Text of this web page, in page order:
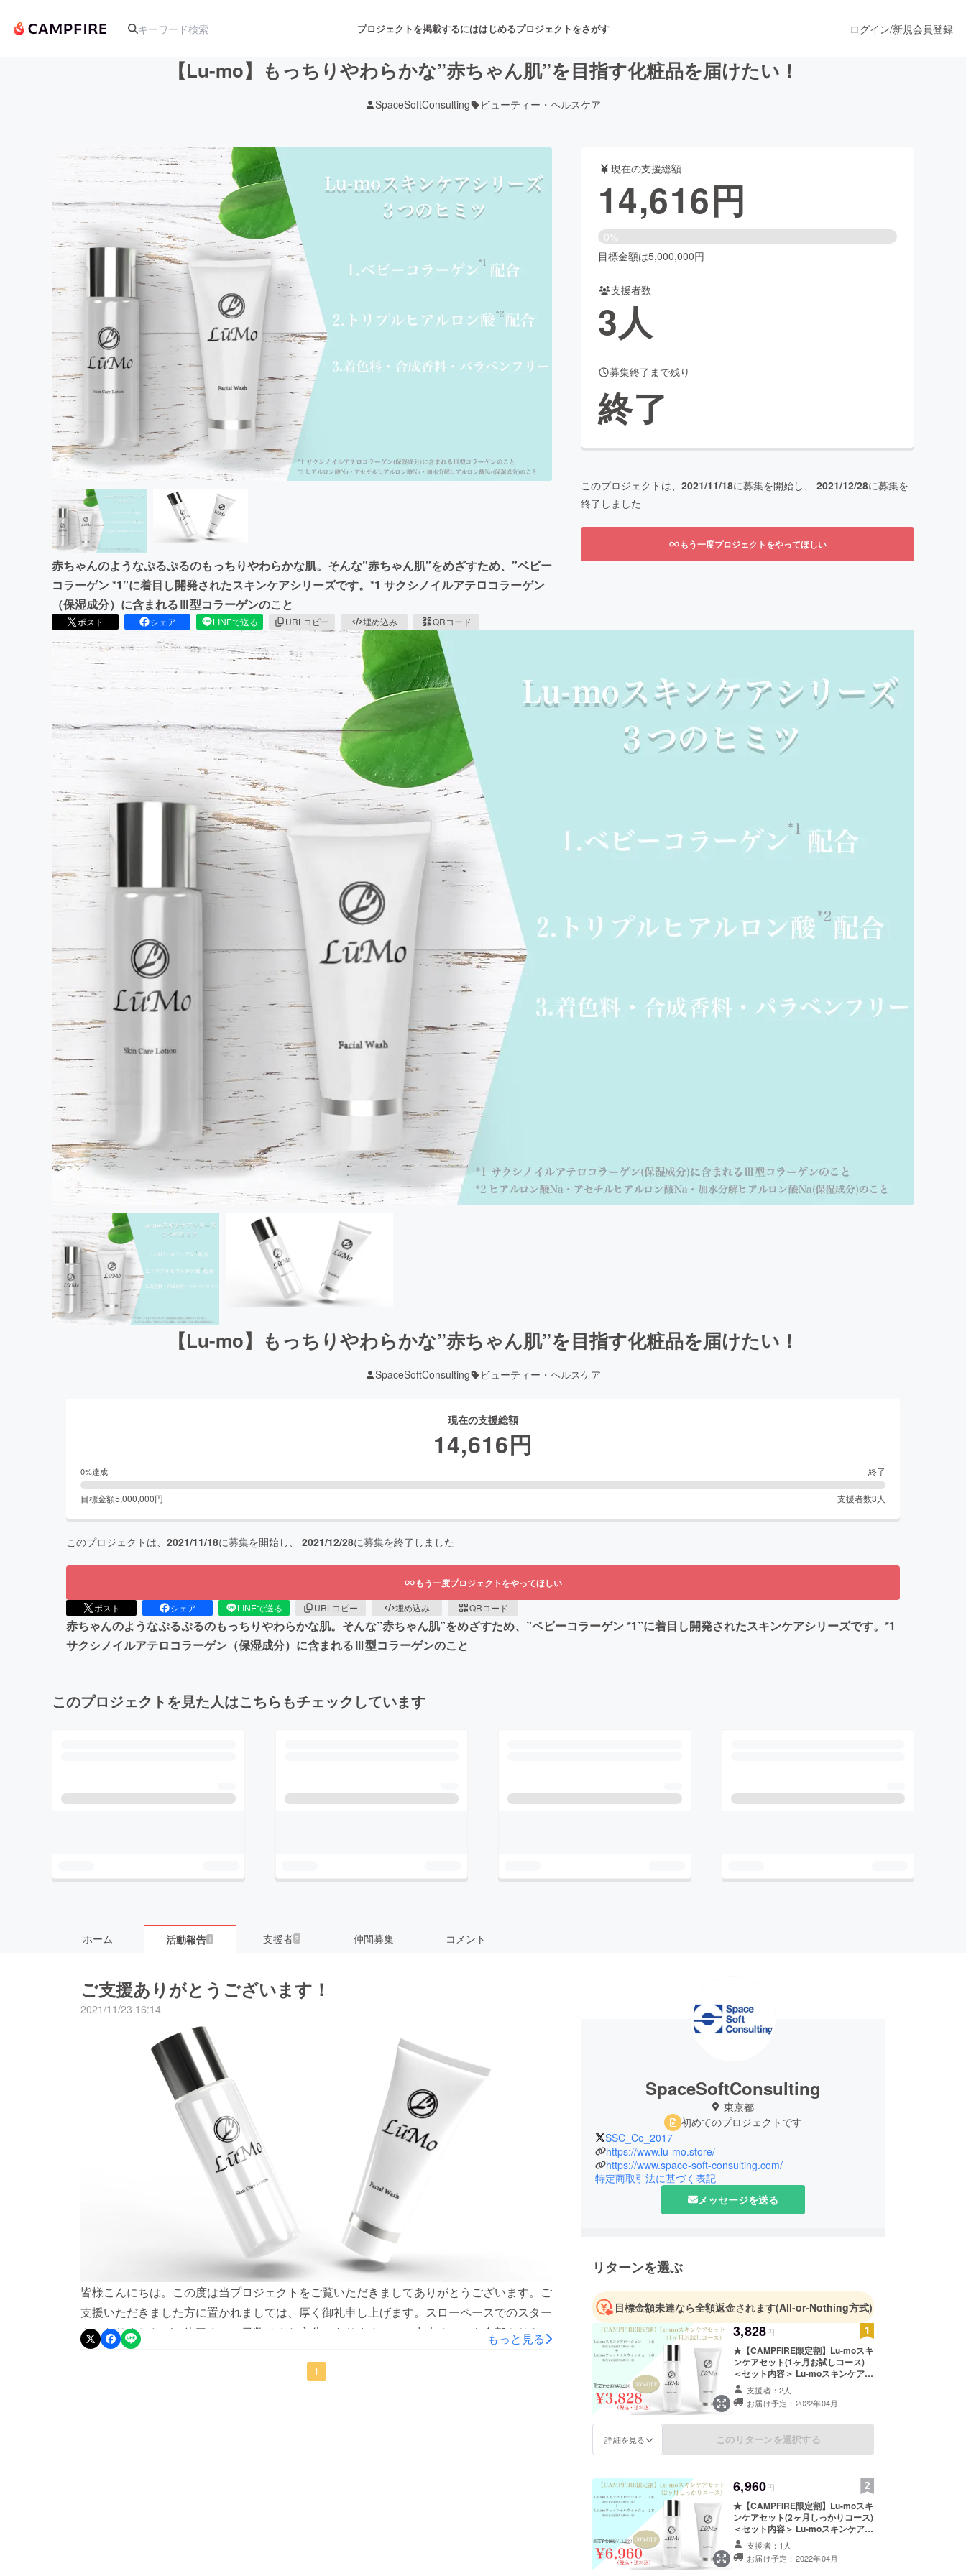
プロジェクトを掲載するにははじめるプロジェクトをさがす
アート・写真 舞台・パフォーマンス
テクノロジー・ガジェット ゲーム・サービス開発 ファッション
映像・映画
ビジネス・起業 ビューティー・ヘルスケア
まちづくり・地域活性化
ログイン/新規会員登録
【Lu-mo】もっちりやわらかな”赤ちゃん肌”を目指す化粧品を届けたい！
SpaceSoftConsulting ビューティー・ヘルスケア
赤ちゃんのようなぷるぷるのもっちりやわらかな肌。そんな”赤ちゃん肌”をめざすため、”ベビー
コラーゲン *1”に着目し開発されたスキンケアシリーズです。*1 サクシノイルアテロコラーゲン
（保湿成分）に含まれるⅢ型コラーゲンのこと
ポスト シェア LINEで送る URLコピー 埋め込み QRコード
現在の支援総額
14,616円
0%
目標金額は5,000,000円
支援者数
3人
募集終了まで残り
終了
このプロジェクトは、 2021/11/18に募集を開始し、 2021/12/28に募集を
終了しました
もう一度プロジェクトをやってほしい
【Lu-mo】もっちりやわらかな”赤ちゃん肌”を目指す化粧品を届けたい！
SpaceSoftConsulting ビューティー・ヘルスケア
現在の支援総額
14,616円
0%達成 終了
目標金額5,000,000円 支援者数3 人
このプロジェクトは、 2021/11/18に募集を開始し、 2021/12/28に募集を終了しました
もう一度プロジェクトをやってほしい
ポスト シェア LINEで送る URLコピー 埋め込み QRコード
赤ちゃんのようなぷるぷるのもっちりやわらかな肌。そんな”赤ちゃん肌”をめざすため、”ベビーコラーゲン *1”に着目し開発されたスキンケアシリーズです。*1
サクシノイルアテロコラーゲン（保湿成分）に含まれるⅢ型コラーゲンのこと
このプロジェクトを見た人はこちらもチェックしています
ホーム 活動報告 1 支援者3 仲間募集 コメント
ご支援ありがとうございます！
2021/11/23 16:14
皆様こんにちは。この度は当プロジェクトをご覧いただきましてありがとうございます。ご
支援いただきました方に置かれましては、厚く御礼申し上げます。スローペースでのスター
トとなりましたが、終了までの日数はまだ充分にありますので、出来ることを全部やりきっ
て目標達成を目指していきます！商品やリターン等についてご不明な点や不安な点などあれ
ば些細なことでも構いませんのでお問い合わせ頂ければと思います。もう一点ご報告とし
もっと見る
1
SpaceSoftConsulting
東京都
初めてのプロジェクトです
SSC_Co_2017
https://www.lu-mo.store/
https://www.space-soft-consulting.com/
特定商取引法に基づく表記
メッセージを送る
リターンを選ぶ
目標金額未達なら全額返金されます(All-or-Nothing方式)
3,828円
★【CAMPFIRE限定割】Lu-moスキ
ンケアセット(1ヶ月お試しコース)
＜セット内容＞ Lu-moスキンケア
ローション 内容量:150mL（販売
予定価格¥3,980/1本） 1本 Lu-mo
フェイシャルウォッシュ 内容
【￥3,828（税込・送料込）】
└45%OFF
支援者：2人
お届け予定：2022年04月
詳細を見る このリターンを選択する
6,960円
★【CAMPFIRE限定割】Lu-moスキ
ンケアセット(2ヶ月しっかりコース)
＜セット内容＞ Lu-moスキンケア
ローション 内容量:150mL（販売
予定価格¥3,980/1本） 2本 Lu-mo
フェイシャルウォッシュ 内容
支援者：1人
お届け予定：2022年04月